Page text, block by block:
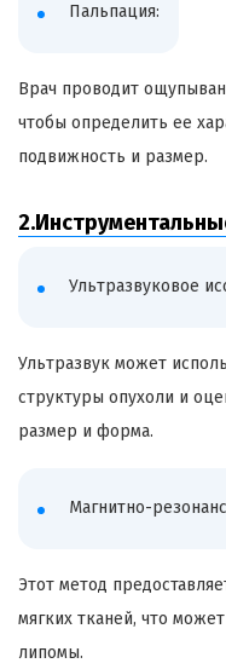
Пальпация:
Врач проводит
чтобы определить ее
подвижность и размер.
Ультразвуковое
Ультразвук может
структуры опухоли и
размер и форма.
Магнитно-
Этот метод
мягких тканей, что
липомы.